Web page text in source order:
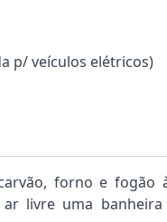
p/ veículos elétricos)
forno e fogão
livre uma banheira